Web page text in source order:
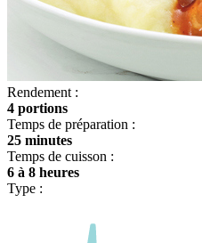
Rendement :
4 portions
Temps de préparation :
25 minutes
Temps de cuisson :
6 à 8 heures
Type :